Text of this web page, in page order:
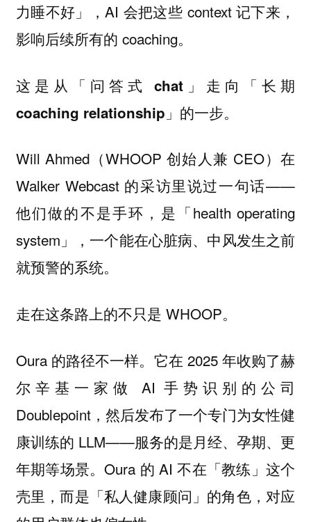
力睡不好」，AI 会把这些 context 记下来，
影响后续所有的 coaching。
这是从「问答式 chat」走向「长期
coaching relationship」的一步。
Will Ahmed（WHOOP 创始人兼 CEO）在
Walker Webcast 的采访里说过一句话——
他们做的不是手环，是「health operating
system」，一个能在心脏病、中风发生之前
就预警的系统。
走在这条路上的不只是 WHOOP。
Oura 的路径不一样。它在 2025 年收购了赫
尔辛基一家做 AI 手势识别的公司
Doublepoint，然后发布了一个专门为女性健
康训练的 LLM——服务的是月经、孕期、更
年期等场景。Oura 的 AI 不在「教练」这个
壳里，而是「私人健康顾问」的角色，对应